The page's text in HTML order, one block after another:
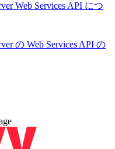
Web Services API につ
の Web Services API の